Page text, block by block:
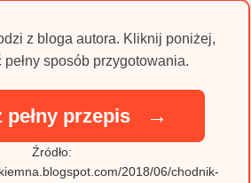
z bloga autora. Kliknij poniżej,
sposób przygotowania.
pełny przepis →
Źródło:
2018/06/chodnik-